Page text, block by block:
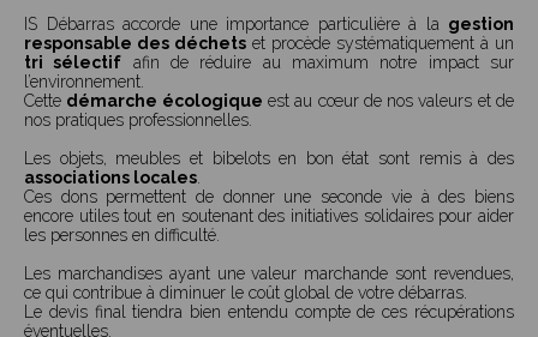
IS Débarras accorde une importance particulière à la gestion
responsable des déchets et procède systématiquement à un
tri sélectif afin de réduire au maximum notre impact sur
l’environnement.
Cette démarche écologique est au cœur de nos valeurs et de
nos pratiques professionnelles.
Les objets, meubles et bibelots en bon état sont remis à des
associations locales.
Ces dons permettent de donner une seconde vie à des biens
encore utiles tout en soutenant des initiatives solidaires pour aider
les personnes en difficulté.
Les marchandises ayant une valeur marchande sont revendues,
ce qui contribue à diminuer le coût global de votre débarras.
Le devis final tiendra bien entendu compte de ces récupérations
éventuelles.